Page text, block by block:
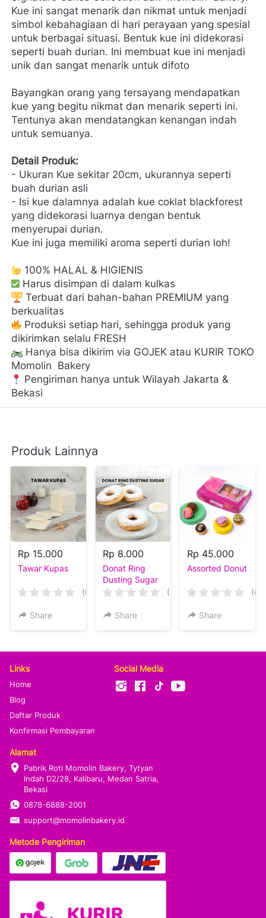
Kue ini sangat menarik dan nikmat untuk menjadi
simbol kebahagiaan di hari perayaan yang spesial
untuk berbagai situasi. Bentuk kue ini didekorasi
seperti buah durian. Ini membuat kue ini menjadi
unik dan sangat menarik untuk difoto
Bayangkan orang yang tersayang mendapatkan
kue yang begitu nikmat dan menarik seperti ini.
Tentunya akan mendatangkan kenangan indah
untuk semuanya.
Detail Produk:
- Ukuran Kue sekitar 20cm, ukurannya seperti
buah durian asli
- Isi kue dalamnya adalah kue coklat blackforest
yang didekorasi luarnya dengan bentuk
menyerupai durian.
Kue ini juga memiliki aroma seperti durian loh!
100% HALAL & HIGIENIS
Harus disimpan di dalam kulkas
Terbuat dari bahan-bahan PREMIUM yang
berkualitas
Produksi setiap hari, sehingga produk yang
dikirimkan selalu FRESH
Momolin Bakery
Pengiriman hanya untuk Wilayah Jakarta &
Bekasi
Produk Lainnya
Rp 15.000
Tawar Kupas
(0)
Share
Rp 8.000
Donat Ring
Dusting Sugar
(0)
Share
Rp 45.000
Assorted Donut
(0)
Share
Links
Home
Blog
Daftar Produk
Konfirmasi Pembayaran
Social Media
Alamat
Pabrik Roti Momolin Bakery, Tytyan
Indah D2/28, Kalibaru, Medan Satria,
Bekasi
0878-6888-2001
support@momolinbakery.id
Metode Pengiriman